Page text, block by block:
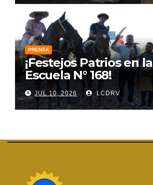
PRENSA
¡Festejos Patrios en la
Escuela N° 168!
JUL 10, 2026 LCDRV